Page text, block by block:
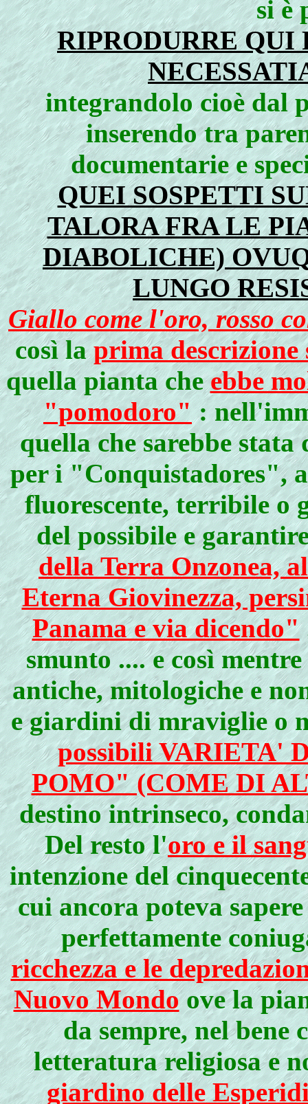
si è
RIPRODURRE QUI
integrandolo cioè dal
inserendo tra
documentarie e
QUEI SOSPETTI
TALORA FRA LE
DIABOLICHE)
LUNGO
Giallo come l'oro, rosso
così laprima
quella pianta cheebbe
"pomodoro":
quella che sarebbe
per i "Conquistadores",
fluorescente, terribile o
del possibile e
della Terra Onzonea,
Eterna Giovinezza,
Panama e via dicendo"
smunto .... e così
antiche, mitologiche e
e giardini di mraviglie o
possibili VARIETA'
POMO" (COME DI
destino intrinseco,
Del resto l'oro e il
intenzione del
cui ancora poteva
perfettamente
ricchezza e le
Nuovo Mondoove la
da sempre, nel bene
letteratura religiosa e
giardino delle